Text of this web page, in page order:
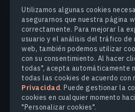
Utilizamos algunas cookies
asegurarnos que nuestra página
correctamente. Para mejorar la
usuario y el análisis del tráfico de
web, también podemos utilizar
con su consentimiento. Al hacer
todas", acepta automáticamente
todas las cookies de acuerdo con
Privacidad. Puede gestionar la
cookies en cualquier momento
"Personalizar cookies".
PRODUCTOS Y SOLUCIONES
INDUSTRIAS
COMPANY
EXPLORE